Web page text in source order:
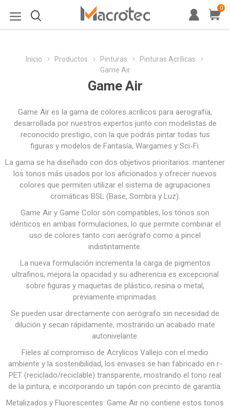
0
Inicio Productos Pinturas
Pinturas Acrílicas
Game Air
Game Air
Game Air es la gama de colores acrílicos para aerografía,
desarrollada por nuestros expertos junto con modelistas de
reconocido prestigio, con la que podrás pintar todas tus
figuras y modelos de Fantasía, Wargames y Sci-Fi.
La gama se ha diseñado con dos objetivos prioritarios: mantener
los tonos más usados por los aficionados y ofrecer nuevos
colores que permiten utilizar el sistema de agrupaciones
cromáticas BSL (Base, Sombra y Luz).
Game Air y Game Color son compatibles, los tonos son
idénticos en ambas formulaciones, lo que permite combinar el
uso de colores tanto con aerógrafo como a pincel
indistintamente.
La nueva formulación incrementa la carga de pigmentos
ultrafinos, mejora la opacidad y su adherencia es excepcional
sobre figuras y maquetas de plástico, resina o metal,
previamente imprimadas.
Se pueden usar directamente con aerógrafo sin necesidad de
dilución y secan rápidamente, mostrando un acabado mate
autonivelante.
Fieles al compromiso de Acrylicos Vallejo con el medio
ambiente y la sostenibilidad, los envases se han fabricado en r-
PET (reciclado/reciclable) transparente, mostrando el tono real
de la pintura, e incorporando un tapón con precinto de garantía.
Metalizados y Fluorescentes: Game Air no contiene estos tonos